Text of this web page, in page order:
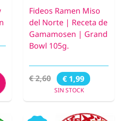
Fideos Ramen Miso
del Norte | Receta de
Gamamosen | Grand
Bowl 105g.
€ 2,60 € 1,99
SIN STOCK